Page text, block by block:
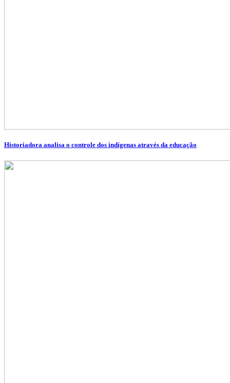
Historiadora analisa o controle dos indígenas através da educação